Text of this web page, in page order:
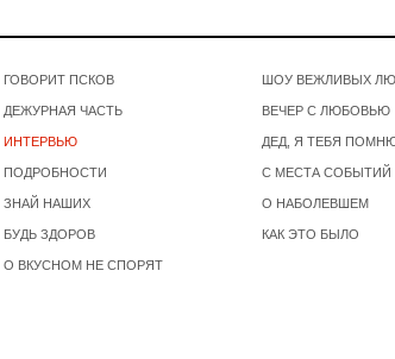
ГОВОРИТ ПСКОВ
ДЕЖУРНАЯ ЧАСТЬ
ИНТЕРВЬЮ
ПОДРОБНОСТИ
ЗНАЙ НАШИХ
БУДЬ ЗДОРОВ
О ВКУСНОМ НЕ СПОРЯТ
ШОУ ВЕЖЛИВЫХ
ВЕЧЕР С ЛЮБОВЬЮ
ДЕД, Я ТЕБЯ
С МЕСТА СОБЫТИЙ
О НАБОЛЕВШЕМ
КАК ЭТО БЫЛО